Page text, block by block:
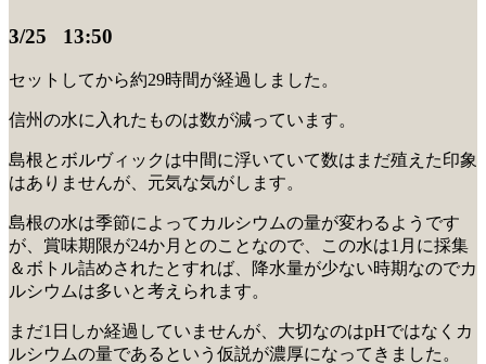
3/25 13:50
セットしてから約29時間が経過しました。
信州の水に入れたものは数が減っています。
島根とボルヴィックは中間に浮いていて数はまだ殖えた印象
はありませんが、元気な気がします。
島根の水は季節によってカルシウムの量が変わるようです
が、賞味期限が24か月とのことなので、この水は1月に採集
＆ボトル詰めされたとすれば、降水量が少ない時期なのでカ
ルシウムは多いと考えられます。
まだ1日しか経過していませんが、大切なのはpHではなくカ
ルシウムの量であるという仮説が濃厚になってきました。